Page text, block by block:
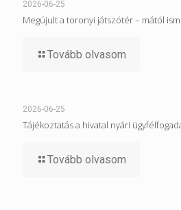
2026-06-25
Megújult a toronyi játszótér – mától
Tovább olvasom
2026-06-25
Tájékoztatás a hivatal nyári
Tovább olvasom